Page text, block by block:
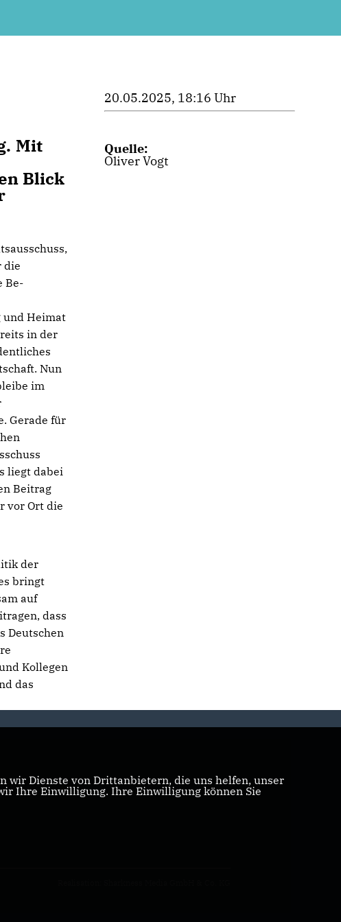
Mit
Blick
die
Be-
und Heimat
in der
Nun
im
Gerade für
liegt dabei
Beitrag
vor Ort die
der
bringt
auf
dass
Deutschen
Kollegen
das
20.05.2025, 18:16 Uhr
Quelle:
Oliver Vogt
wir Dienste von Drittanbietern, die uns helfen, unser
Ihre Einwilligung. Ihre Einwilligung können Sie